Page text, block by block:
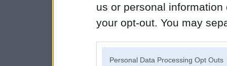
us or personal
your opt-out. You may
Personal Data Processing Opt Outs